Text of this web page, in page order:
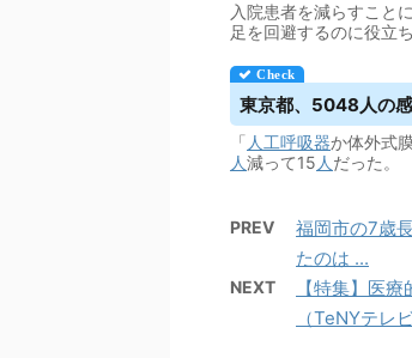
入院患者を減らすこと
足を回避するのに役立
東京都、5048人の
「 人工呼吸器か体外式
人減って15 人 だった。
PREV 福岡市の7歳
たのは ...
NEXT
【特集】医
（TeNYテレ